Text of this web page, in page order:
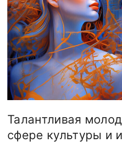
Талантливая
сфере культуры и